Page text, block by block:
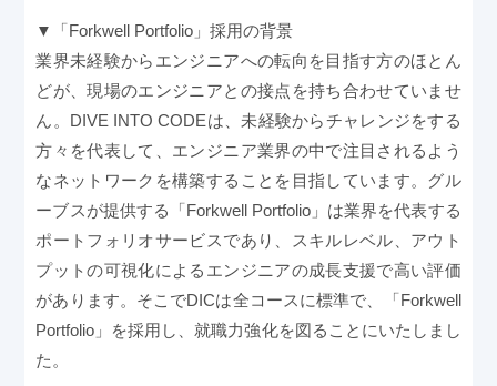
▼「Forkwell Portfolio」採用の背景
業界未経験からエンジニアへの転向を目指す方のほとん
どが、現場のエンジニアとの接点を持ち合わせていませ
ん。DIVE INTO CODEは、未経験からチャレンジをする
方々を代表して、エンジニア業界の中で注目されるよう
なネットワークを構築することを目指しています。グル
ーブスが提供する「Forkwell Portfolio」は業界を代表する
ポートフォリオサービスであり、スキルレベル、アウト
プットの可視化によるエンジニアの成長支援で高い評価
があります。そこでDICは全コースに標準で、「Forkwell
Portfolio」を採用し、就職力強化を図ることにいたしまし
た。